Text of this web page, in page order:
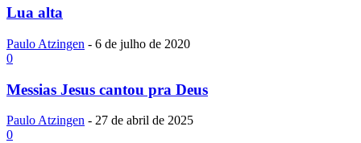
Lua alta
Paulo Atzingen - 6 de julho de 2020
0
Messias Jesus cantou pra Deus
Paulo Atzingen - 27 de abril de 2025
0